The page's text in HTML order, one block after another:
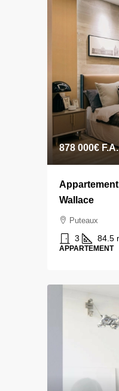
878 000€
Wallace
Puteaux
3 84.5
APPARTEMENT